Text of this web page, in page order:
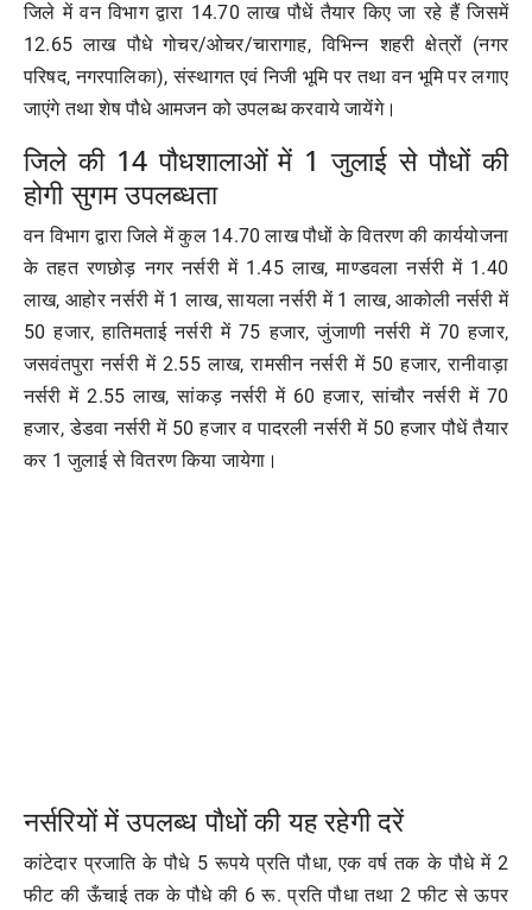
जिले में वन विभाग द्वारा 14.70 लाख पौधें तैयार किए जा रहे हैं जिसमें
12.65 लाख पौधे गोचर/ओचर/चारागाह, विभिन्न शहरी क्षेत्रों (नगर
परिषद, नगरपालिका), संस्थागत एवं निजी भूमि पर तथा वन भूमि पर लगाए
जाएंगे तथा शेष पौधे आमजन को उपलब्ध करवाये जायेंगे।
जिले की 14 पौधशालाओं में 1 जुलाई से पौधों की
होगी सुगम उपलब्धता
वन विभाग द्वारा जिले में कुल 14.70 लाख पौधों के वितरण की कार्ययोजना
के तहत रणछोड़ नगर नर्सरी में 1.45 लाख, माण्डवला नर्सरी में 1.40
लाख, आहोर नर्सरी में 1 लाख, सायला नर्सरी में 1 लाख, आकोली नर्सरी में
50 हजार, हातिमताई नर्सरी में 75 हजार, जुंजाणी नर्सरी में 70 हजार,
जसवंतपुरा नर्सरी में 2.55 लाख, रामसीन नर्सरी में 50 हजार, रानीवाड़ा
नर्सरी में 2.55 लाख, सांकड़ नर्सरी में 60 हजार, सांचौर नर्सरी में 70
हजार, डेडवा नर्सरी में 50 हजार व पादरली नर्सरी में 50 हजार पौधें तैयार
कर 1 जुलाई से वितरण किया जायेगा।
नर्सरियों में उपलब्ध पौधों की यह रहेगी दरें
कांटेदार प्रजाति के पौधे 5 रूपये प्रति पौधा, एक वर्ष तक के पौधे में 2
फीट की ऊँचाई तक के पौधे की 6 रू. प्रति पौधा तथा 2 फीट से ऊपर